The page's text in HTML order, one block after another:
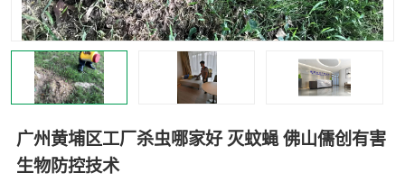
广州黄埔区工厂杀虫哪家好 灭蚊蝇 佛山儒创有害
生物防控技术
白蚁工程 果蝇防治
害虫防治